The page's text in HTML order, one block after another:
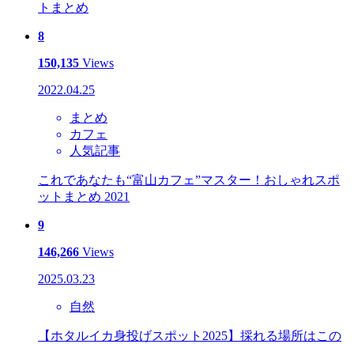
トまとめ
8
150,135 Views
2022.04.25
まとめ
カフェ
人気記事
これであなたも“富山カフェ”マスター！おしゃれスポ
ットまとめ 2021
9
146,266 Views
2025.03.23
自然
【ホタルイカ身投げスポット2025】採れる場所はこの